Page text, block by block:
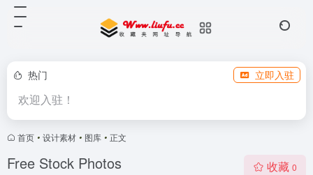
热门 立即入驻
欢迎入驻！
首页 • 设计素材 • 图库 • 正文
Free Stock Photos 收藏 0